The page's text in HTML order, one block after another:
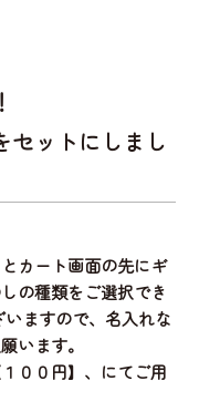
セットにしまし
カート画面の先にギ
の種類をご選択でき
ますので、名入れな
います。
００円】、にてご用